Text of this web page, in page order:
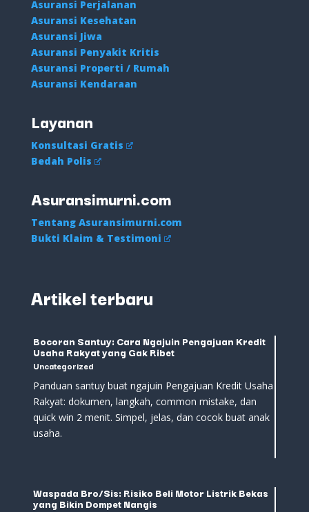
Asuransi Perjalanan
Asuransi Kesehatan
Asuransi Jiwa
Asuransi Penyakit Kritis
Asuransi Properti / Rumah
Asuransi Kendaraan
Layanan
Konsultasi Gratis
Bedah Polis
Asuransimurni.com
Tentang Asuransimurni.com
Bukti Klaim & Testimoni
Artikel terbaru
Bocoran Santuy: Cara Ngajuin Pengajuan Kredit
Usaha Rakyat yang Gak Ribet
Uncategorized
Panduan santuy buat ngajuin Pengajuan Kredit Usaha
Rakyat: dokumen, langkah, common mistake, dan
quick win 2 menit. Simpel, jelas, dan cocok buat anak
usaha.
Waspada Bro/Sis: Risiko Beli Motor Listrik Bekas
yang Bikin Dompet Nangis